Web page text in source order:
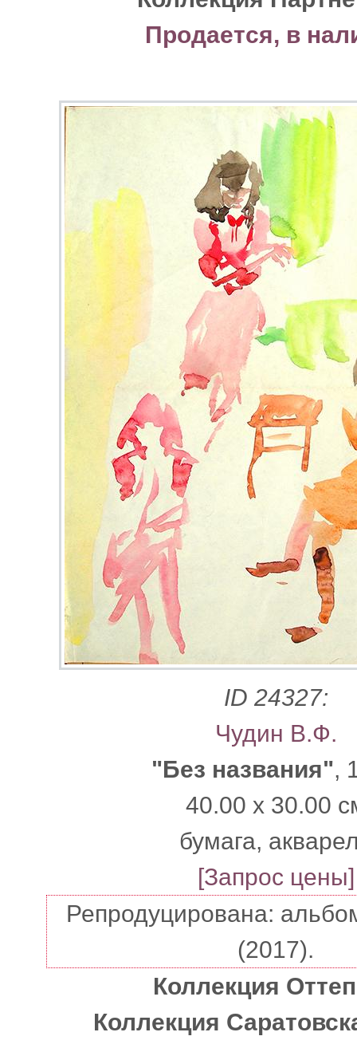
Продается, в
ID 24327:
Чудин В.Ф.
"Без названия",
40.00 x 30.00
бумага,
[Запрос цены]
Репродуцирована:
(2017).
Коллекция
Коллекция